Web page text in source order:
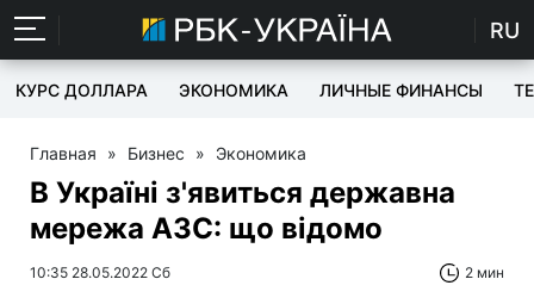
RU
КУРС ДОЛЛАРА ЭКОНОМИКА ЛИЧНЫЕ ФИНАНСЫ
Главная » Бизнес » Экономика
В Україні з'явиться державна
мережа АЗС: що відомо
10:35 28.05.2022 Сб 2 мин